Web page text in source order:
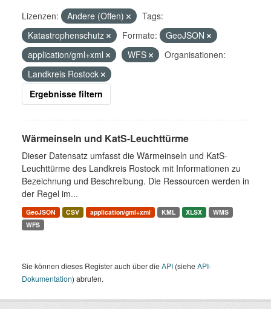
Lizenzen: Andere (Offen)
Tags:
Katastrophenschutz
Formate:
GeoJSON
application/gml+xml
WFS
Organisationen:
Landkreis Rostock
Ergebnisse filtern
Wärmeinseln und KatS-Leuchttürme
Dieser Datensatz umfasst die Wärmeinseln und KatS-
Leuchttürme des Landkreis Rostock mit Informationen zu
Bezeichnung und Beschreibung. Die Ressourcen werden in
der Regel im...
GeoJSON CSV application/gml+xml KML XLSX
WMS
WFS
Sie können dieses Register auch über dieAPI (sieheAPI-
Dokumentation) abrufen.